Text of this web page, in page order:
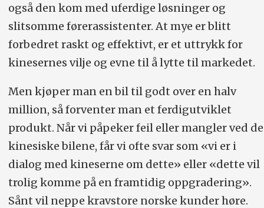
også den kom med uferdige løsninger og
slitsomme førerassistenter. At mye er blitt
forbedret raskt og effektivt, er et uttrykk for
kinesernes vilje og evne til å lytte til markedet.
Men kjøper man en bil til godt over en halv
million, så forventer man et ferdigutviklet
produkt. Når vi påpeker feil eller mangler ved de
kinesiske bilene, får vi ofte svar som «vi er i
dialog med kineserne om dette» eller «dette vil
trolig komme på en framtidig oppgradering».
Sånt vil neppe kravstore norske kunder høre.